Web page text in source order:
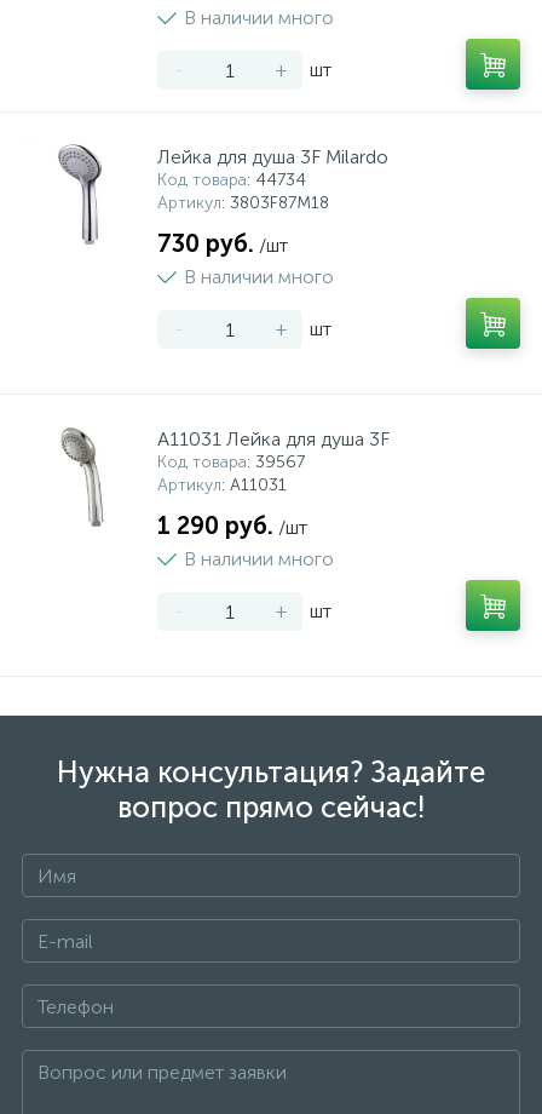
В наличии много
- + шт
Лейка для душа 3F Milardo
Код товара: 44734
Артикул: 3803F87M18
730 руб. /шт
В наличии много
- + шт
A11031 Лейка для душа 3F
Код товара: 39567
Артикул: A11031
1 290 руб. /шт
В наличии много
- + шт
Нужна консультация? Задайте
вопрос прямо сейчас!